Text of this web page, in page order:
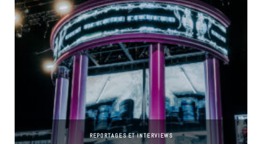
REPORTAGES ET INTERVIEWS